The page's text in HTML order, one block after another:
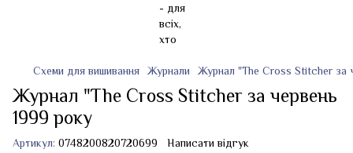
Схеми для вишивання Журнали Журнал "The Cross Stitcher за
Журнал "The Cross Stitcher за червень
1999 року
Артикул: 0748200820720699 Написати відгук